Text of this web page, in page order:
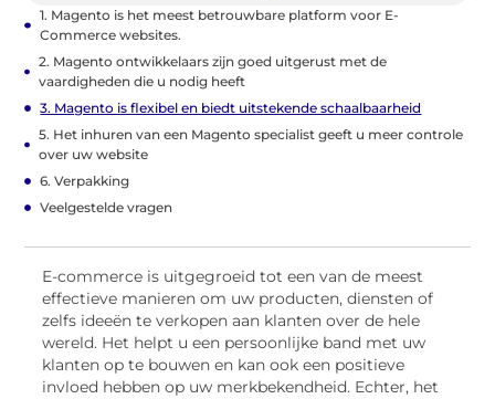
1. Magento is het meest betrouwbare platform voor E-
Commerce websites.
2. Magento ontwikkelaars zijn goed uitgerust met de
vaardigheden die u nodig heeft
3. Magento is flexibel en biedt uitstekende schaalbaarheid
5. Het inhuren van een Magento specialist geeft u meer controle
over uw website
6. Verpakking
Veelgestelde vragen
E-commerce is uitgegroeid tot een van de meest
effectieve manieren om uw producten, diensten of
zelfs ideeën te verkopen aan klanten over de hele
wereld. Het helpt u een persoonlijke band met uw
klanten op te bouwen en kan ook een positieve
invloed hebben op uw merkbekendheid. Echter, het